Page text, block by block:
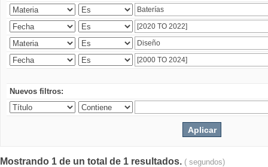
Nuevos filtros:
Mostrando 1 de un total de 1 resultados. ( segundos)